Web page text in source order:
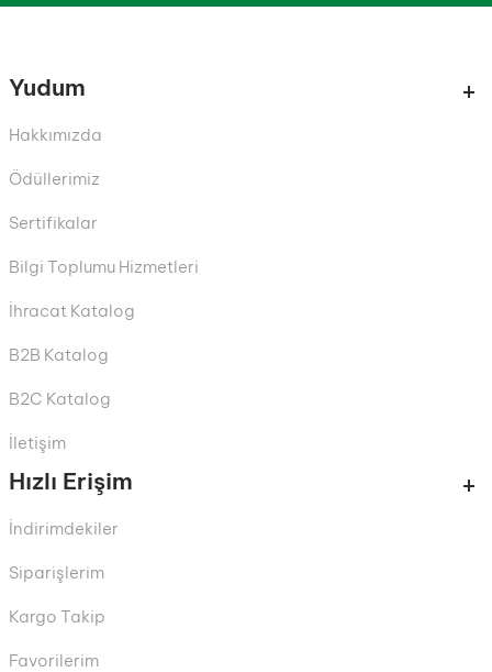
Yudum
Hakkımızda
Ödüllerimiz
Sertifikalar
Bilgi Toplumu Hizmetleri
İhracat Katalog
B2B Katalog
B2C Katalog
İletişim
Hızlı Erişim
İndirimdekiler
Siparişlerim
Kargo Takip
Favorilerim